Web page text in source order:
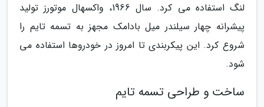
لنگ استفاده می کرد. سال 1966، واکسهال موتورز تولید
پیشرانه چهار سیلندر میل بادامک مجهز به تسمه تایم را
شروع کرد. این پیکربندی تا امروز در خودروها استفاده می
شود.
ساخت و طراحی تسمه تایم